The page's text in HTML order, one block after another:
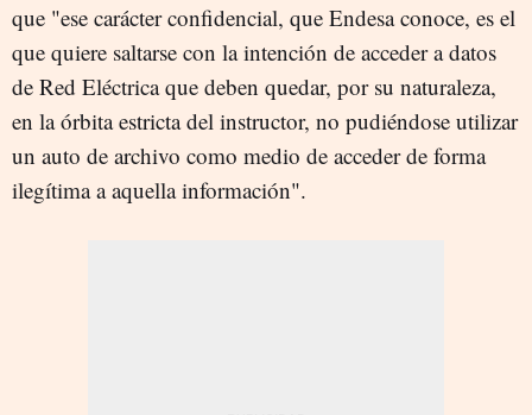
que "ese carácter confidencial, que Endesa conoce, es el
que quiere saltarse con la intención de acceder a datos
de Red Eléctrica que deben quedar, por su naturaleza,
en la órbita estricta del instructor, no pudiéndose utilizar
un auto de archivo como medio de acceder de forma
ilegítima a aquella información".